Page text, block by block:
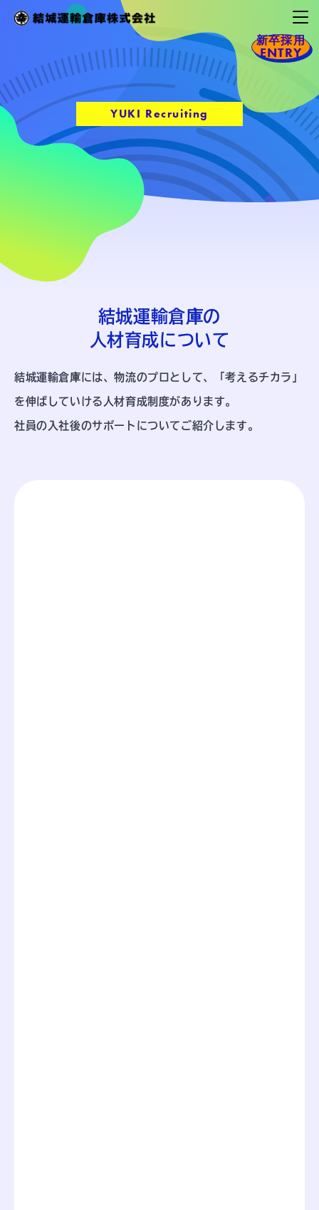
新卒採用
ENTRY
YUKI Recruiting
結城運輸倉庫の
人材育成について
結城運輸倉庫には、物流のプロとして、 「考えるチカラ」
を伸ばしていける人材育成制度があります。
社員の入社後のサポートについてご紹介します。